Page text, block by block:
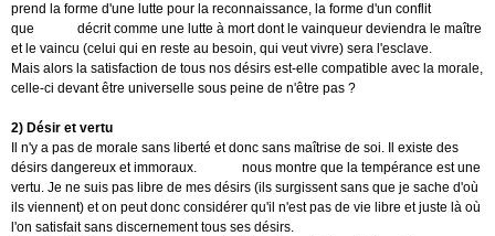
prend la forme d'une lutte pour la reconnaissance, la forme d'un conflit
que
décrit comme une lutte à mort dont le vainqueur deviendra le maître
et le vaincu (celui qui en reste au besoin, qui veut vivre) sera l'esclave.
Mais alors la satisfaction de tous nos désirs est-elle compatible avec la morale,
celle-ci devant être universelle sous peine de n'être pas ?
2) Désir et vertu
Il n'y a pas de morale sans liberté et donc sans maîtrise de soi. Il existe des
désirs dangereux et immoraux.
nous montre que la tempérance est une
vertu. Je ne suis pas libre de mes désirs (ils surgissent sans que je sache d'où
ils viennent) et on peut donc considérer qu'il n'est pas de vie libre et juste là où
l'on satisfait sans discernement tous ses désirs.